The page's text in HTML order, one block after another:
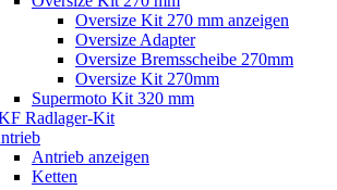
Oversize Kit 270 mm anzeigen
Oversize Adapter
Oversize Bremsscheibe 270mm
Oversize Kit 270mm
Supermoto Kit 320 mm
Radlager-Kit
Antrieb anzeigen
Ketten